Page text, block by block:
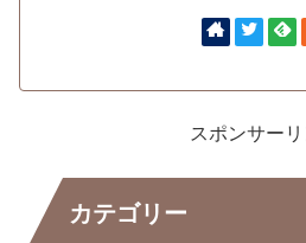
スポンサーリ
カテゴリー